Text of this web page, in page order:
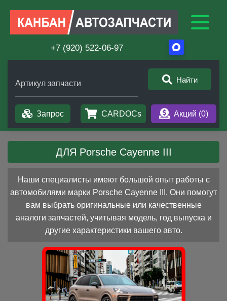
+7 (920) 522-06-97
Артикул запчасти Найти
Запрос CARDOCs Акций (0)
ДЛЯ Porsche Cayenne III
Наши специалисты имеют большой опыт работы с
автомобилями марки Porsche Cayenne III. Они помогут
вам выбрать оригинальные или качественные
аналоги запчастей, учитывая модель, год выпуска и
другие характеристики вашего авто.